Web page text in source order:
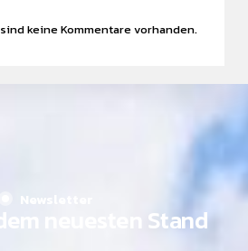
keine Kommentare vorhanden.
IN TOUCH
Newsletter
neuesten Stand